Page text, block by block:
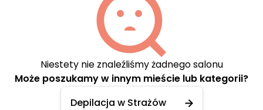
Niestety nie znaleźliśmy żadnego salonu
Może poszukamy w innym mieście lub kategorii?
Depilacja w Strażów